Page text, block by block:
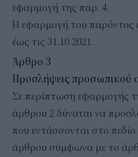
εφαρμογή της παρ. 4.
Η εφαρμογή του παρόντος
έως τις 31.10.2021.
Άρθρο 3
Προσλήψεις προσωπικού
Σε περίπτωση εφαρμογής
άρθρου 2 δύναται να
που εντάσσονται στο
άρθρου σύμφωνα με το